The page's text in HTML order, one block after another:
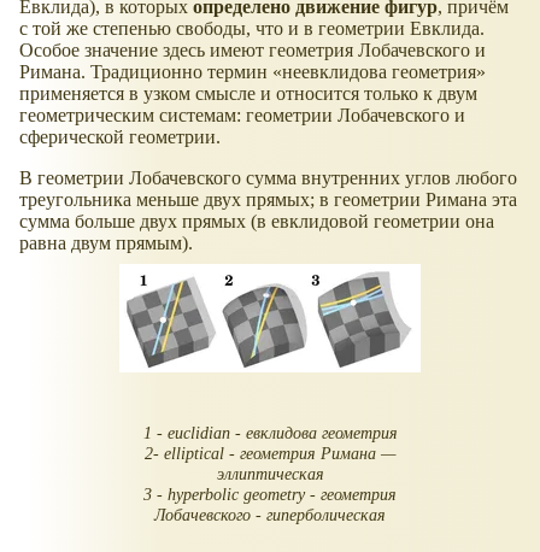
Евклида), в которых определено движение фигур, причём
с той же степенью свободы, что и в геометрии Евклида.
Особое значение здесь имеют геометрия Лобачевского и
Римана. Традиционно термин
неевклидова геометрия
применяется в узком смысле и относится только к двум
геометрическим системам: геометрии Лобачевского и
сферической геометрии.
В геометрии Лобачевского сумма внутренних углов любого
треугольника меньше двух прямых; в геометрии Римана эта
сумма больше двух прямых (в евклидовой геометрии она
равна двум прямым).
1 - euclidian - евклидова геометрия
2- elliptical - геометрия Римана —
эллиптическая
3 - hyperbolic geometry - геометрия
Лобачевского - гиперболическая